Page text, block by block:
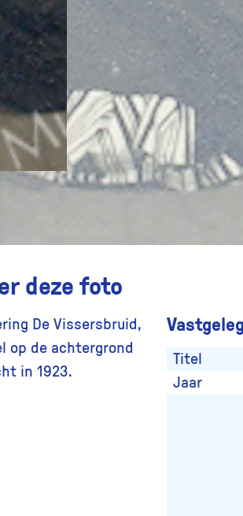
deze foto
De Vissersbruid,
op de achtergrond
in 1923.
Titel
Jaar